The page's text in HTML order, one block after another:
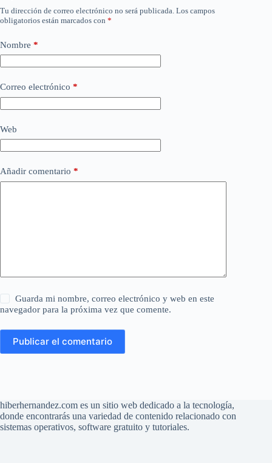
Tu dirección de correo electrónico no será publicada. Los campos
obligatorios están marcados con *
Nombre *
Correo electrónico *
Web
Añadir comentario *
Guarda mi nombre, correo electrónico y web en este
navegador para la próxima vez que comente.
Publicar el comentario
hiberhernandez.com es un sitio web dedicado a la tecnología,
donde encontrarás una variedad de contenido relacionado con
sistemas operativos, software gratuito y tutoriales.